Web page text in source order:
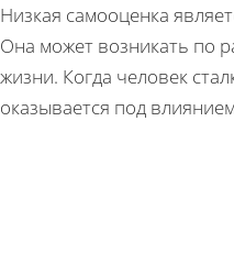
Низкая самооценка
Она может возникать по
жизни. Когда человек
оказывается под